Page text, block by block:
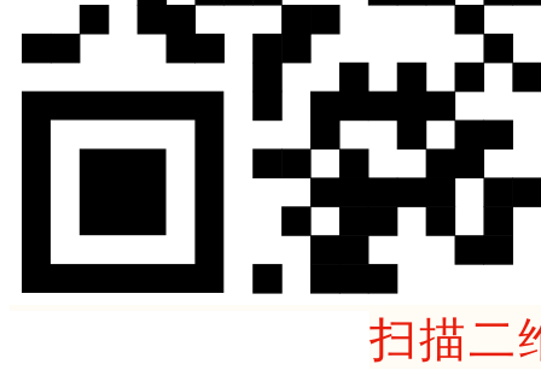
扫描二